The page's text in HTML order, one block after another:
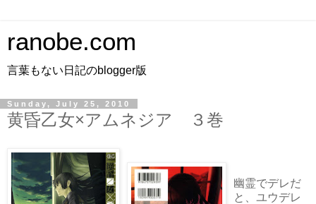
ranobe.com
言葉もない日記のblogger版
Sunday, July 25, 2010
黄昏乙女×アムネジア ３巻
幽霊でデレだ
と、ユウデレ